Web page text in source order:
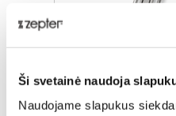
Ši svetainė naudoja
Naudojame slapukus
"CLEANSY